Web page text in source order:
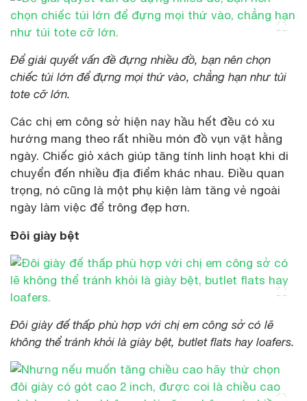
Để giải quyết vấn đề đựng nhiều đồ, bạn nên chọn
chiếc túi lớn để đựng mọi thứ vào, chẳng hạn như túi
tote cỡ lớn.
Các chị em công sở hiện nay hầu hết đều có xu
hướng mang theo rất nhiều món đồ vụn vặt hằng
ngày. Chiếc giỏ xách giúp tăng tính linh hoạt khi di
chuyển đến nhiều địa điểm khác nhau. Điều quan
trọng, nó cũng là một phụ kiện làm tăng vẻ ngoài
ngày làm việc để trông đẹp hơn.
Đôi giày bệt
Đôi giày đế thấp phù hợp với chị em công sở có lẽ
không thể tránh khỏi là giày bệt, butlet flats hay loafers.